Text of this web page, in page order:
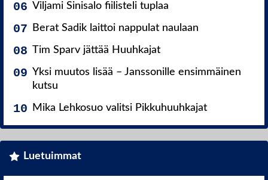
Viljami Sinisalo fiilisteli tuplaa
Berat Sadik laittoi nappulat naulaan
Tim Sparv jättää Huuhkajat
Yksi muutos lisää – Janssonille ensimmäinen
kutsu
Mika Lehkosuo valitsi Pikkuhuuhkajat
Luetuimmat